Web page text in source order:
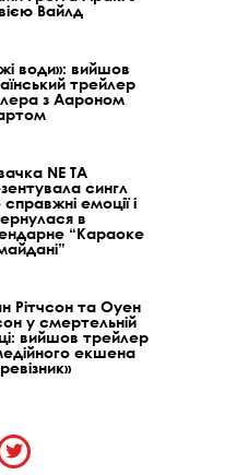
Вайлд
води»: вийшов
трейлер
з Аароном
NE TA
сингл
емоції і
в
“Караоке
Рітчсон та Оуен
у смертельній
вийшов трейлер
екшена